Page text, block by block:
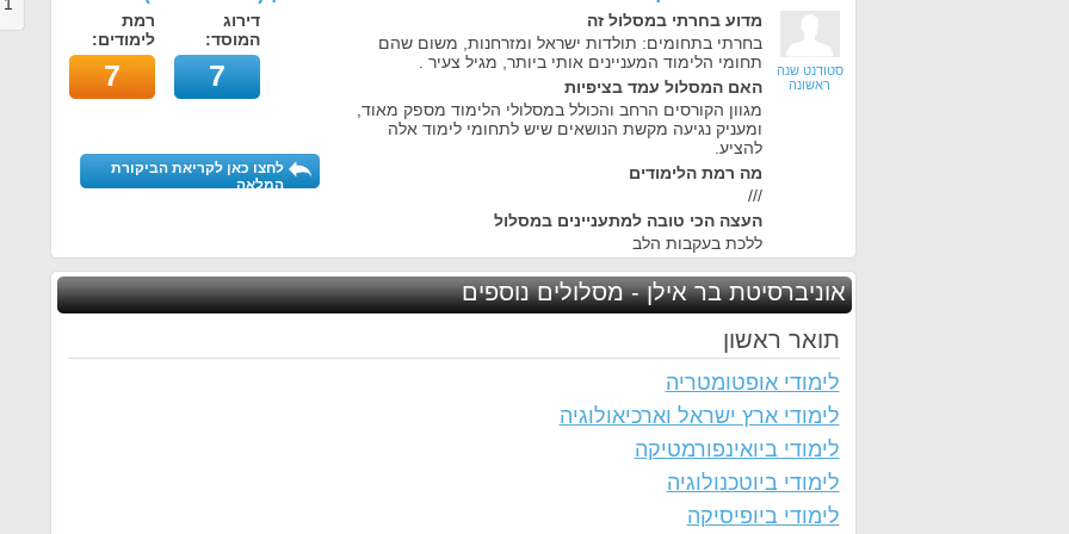
סטודנט שנה
ראשונה
מדוע בחרתי במסלול זה
בחרתי בתחומים: תולדות ישראל ומזרחנות, משום שהם
תחומי הלימוד המעניינים אותי ביותר, מגיל צעיר .
האם המסלול עמד בציפיות
מגוון הקורסים הרחב והכולל במסלולי הלימוד מספק מאוד,
ומעניק נגיעה מקשת הנושאים שיש לתחומי לימוד אלה
להציע.
מה רמת הלימודים
///
העצה הכי טובה למתעניינים במסלול
ללכת בעקבות הלב
רמת
לימודים:
7
דירוג
המוסד:
7
לחצו כאן לקריאת הביקורת
המלאה
אוניברסיטת בר אילן - מסלולים נוספים
תואר ראשון
לימודי אופטומטריה
לימודי ארץ ישראל וארכיאולוגיה
לימודי ביואינפורמטיקה
לימודי ביוטכנולוגיה
לימודי ביופיסיקה